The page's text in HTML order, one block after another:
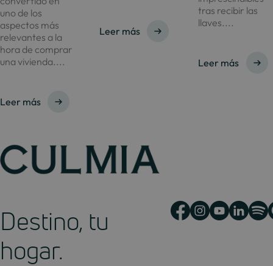
uno de los
aspectos más
relevantes a la
hora de comprar
una vivienda....
Leer más
Leer más
tras recibir las
llaves....
Leer más
Destino, tu
hogar.